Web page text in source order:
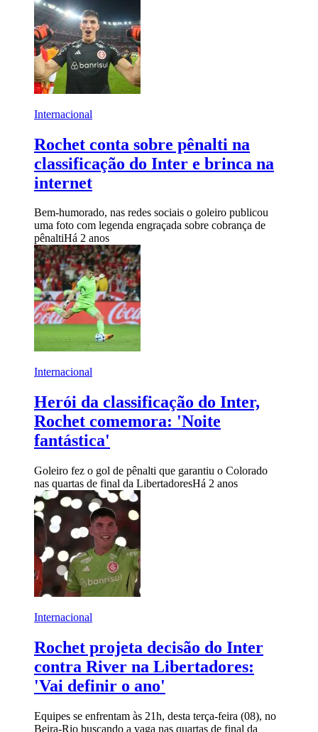
Internacional
Rochet conta sobre pênalti na
classificação do Inter e brinca na
internet
Bem-humorado, nas redes sociais o goleiro publicou
uma foto com legenda engraçada sobre cobrança de
pênaltiHá 2 anos
Internacional
Herói da classificação do Inter,
Rochet comemora: 'Noite
fantástica'
Goleiro fez o gol de pênalti que garantiu o Colorado
nas quartas de final da LibertadoresHá 2 anos
Internacional
Rochet projeta decisão do Inter
contra River na Libertadores:
'Vai definir o ano'
Equipes se enfrentam às 21h, desta terça-feira (08), no
Beira-Rio buscando a vaga nas quartas de final da